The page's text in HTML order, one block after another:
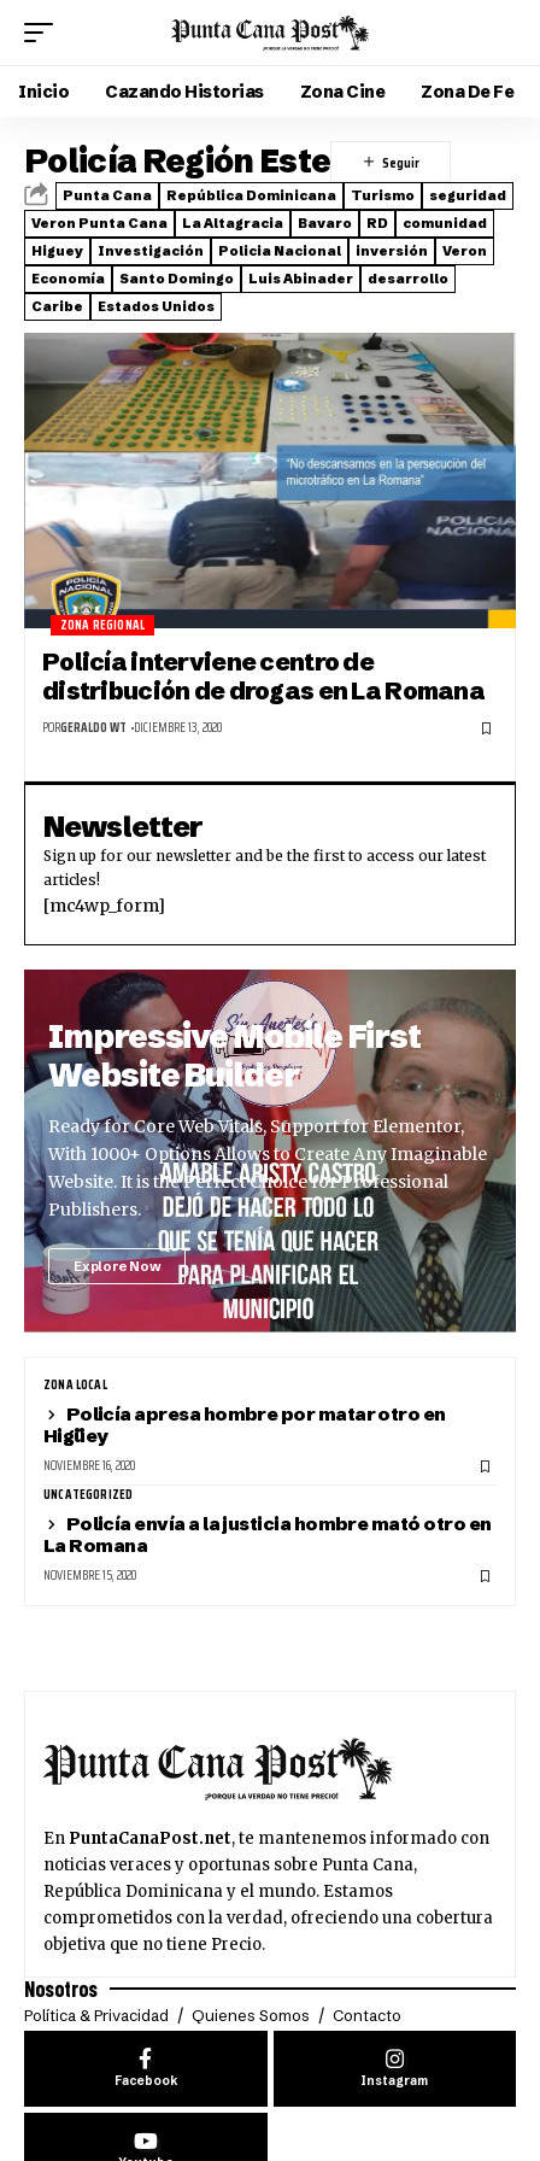
Inicio Cazando Historias Zona Cine Zona De Fe
Policía Región Este
Punta Cana República Dominicana Turismo
seguridad
Veron Punta Cana
La Altagracia Bavaro RD
comunidad
Higuey
Investigación Policia Nacional inversión
Veron
Economía
Santo Domingo Luis Abinader
desarrollo
Caribe
Estados Unidos
ZONA REGIONAL
Policía interviene centro de
distribución de drogas en La Romana
PORGERALDO WT DICIEMBRE 13, 2020
Newsletter
Sign up for our newsletter and be the first to access our latest
articles!
[mc4wp_form]
Impressive Mobile First
Website Builder
Ready for Core Web Vitals, Support for Elementor,
With 1000+ Options Allows to Create Any Imaginable
Website. It is the Perfect Choice for Professional
Publishers.
Explore Now
ZONA LOCAL
Policía apresa hombre por matar otro en
Higüey
NOVIEMBRE 16, 2020
UNCATEGORIZED
Policía envía a la justicia hombre mató otro en
La Romana
NOVIEMBRE 15, 2020
En PuntaCanaPost.net, te mantenemos informado con
noticias veraces y oportunas sobre Punta Cana,
República Dominicana y el mundo. Estamos
comprometidos con la verdad, ofreciendo una cobertura
objetiva que no tiene Precio.
Nosotros
Política & Privacidad Quienes Somos Contacto
Facebook Instagram